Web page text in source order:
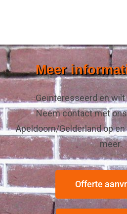
Meer
Geïnteresseerd en
Neem contact met
Apeldoorn/Gelderland op
meer.
Offerte